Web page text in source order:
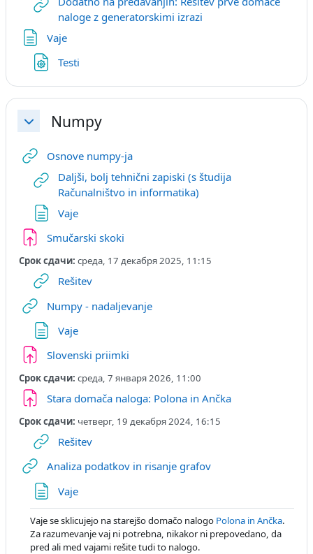
naloge z generatorskimi izraziГиперссылка
VajeСтраница
Testi
СвернутьNumpy
Osnove numpy-jaГиперссылка
Daljši, bolj tehnični zapiski (s študija
Računalništvo in informatika)Гиперссылка
VajeСтраница
Smučarski skokiЗадание
Срок сдачи: среда, 17 декабря 2025, 11:15
RešitevГиперссылка
Numpy - nadaljevanjeГиперссылка
VajeСтраница
Slovenski priimkiЗадание
Срок сдачи: среда, 7 января 2026, 11:00
Stara domača naloga: Polona in AnčkaЗадание
Срок сдачи: четверг, 19 декабря 2024, 16:15
RešitevГиперссылка
Analiza podatkov in risanje grafovГиперссылка
VajeСтраница
Vaje se sklicujejo na starejšo domačo nalogo Polona in Ančka.
Za razumevanje vaj ni potrebna, nikakor ni prepovedano, da
pred ali med vajami rešite tudi to nalogo.